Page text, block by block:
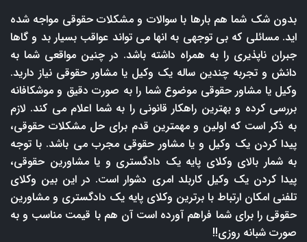
بدون شک شما هم بارها با سوالات و مشکلات حقوقی مواجه شده
اید. مسائلی که بی توجهی به انها می تواند عواقب بسیار بد و گاها
جبران ناپذیری را به همراه داشته باشد. در چنین مواقعی شما به
دانش و تجربه چندین ساله یک وکیل یا مشاور حقوقی نیاز دارید.
وکیل یا مشاور حقوقی موضوع شما را به صورت دقیق و موشکافانه
بررسی کرده و بهترین راهکار قانونی را به شما اعلام می کند. لازم
به ذکر است که اولین و مهمترین قدم برای حل مشکلات حقوقی،
پیدا کردن یک وکیل و یا مشاور حقوقی مجرب می باشد. با توجه
به شمار بالای وکلای پایه یک دادگستری و یا مشاورین حقوقی،
پیدا کردن یک وکیل کاربلد امری دشوار است. در این بین وکلای
تلفنی امکان ارتباط با برترین وکلای پایه یک دادگستری و مشاورین
حقوقی را برای شما فراهم آورده است آن هم با قیمت مناسب و به
صورت شبانه روزی!!